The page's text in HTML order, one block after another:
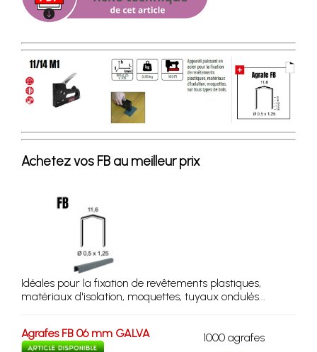
Achetez vos FB au meilleur prix
Idéales pour la fixation de revêtements plastiques,
matériaux d'isolation, moquettes, tuyaux ondulés...
Agrafes FB 06 mm GALVA
1000 agrafes